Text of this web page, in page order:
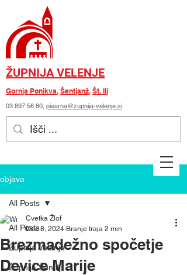
ŽUPNIJA VELENJE
Gornja Ponikva, Šentjanž, Št. Ilj
03 897 56 80, pisarna@zupnija-velenje.si
objava
All Posts
Župnija Velenje
Župnija Šentilj
All Posts
Brezmadežno spočetje
Device Marije
Cvetka Žlof
Dec 8, 2024 Branje traja 2 min